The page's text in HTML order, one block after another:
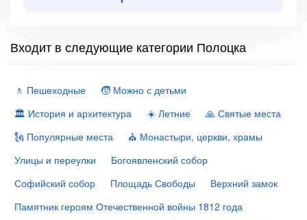
Входит в следующие категории Полоцка
🚶 Пешеходные
🧒 Можно с детьми
🏛 История и архитектура
☀️ Летние
🙏 Святые места
🗽 Популярные места
⛪️ Монастыри, церкви, храмы
Улицы и переулки
Богоявленский собор
Софийский собор
Площадь Свободы
Верхний замок
Памятник героям Отечественной войны 1812 года